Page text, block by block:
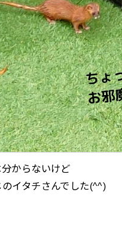
分からないけど
のイタチさんでした(^^)